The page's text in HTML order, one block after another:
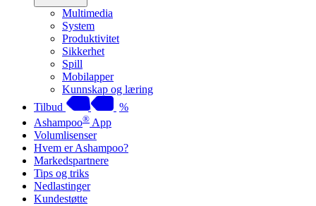
Multimedia
System
Produktivitet
Sikkerhet
Spill
Mobilapper
Kunnskap og læring
Tilbud
%
Ashampoo® App
Volumlisenser
Hvem er Ashampoo?
Markedspartnere
Tips og triks
Nedlastinger
Kundestøtte